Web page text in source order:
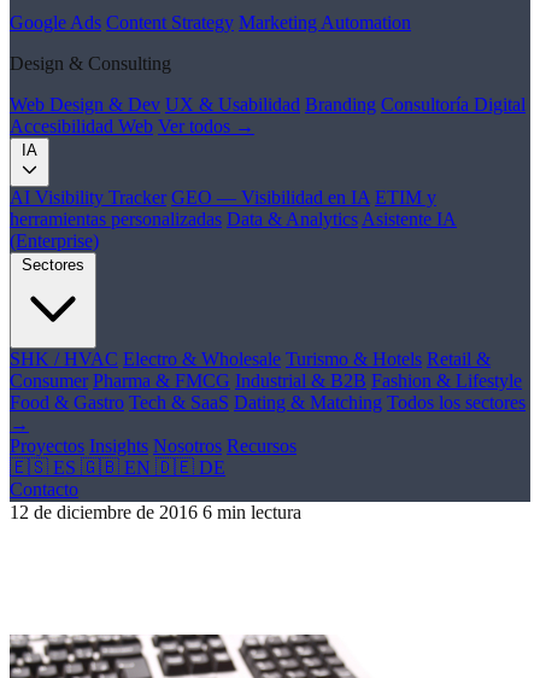
Google Ads Content Strategy Marketing Automation
Design & Consulting
Web Design & Dev UX & Usabilidad Branding Consultoría Digital
Accesibilidad Web Ver todos →
IA
AI Visibility Tracker GEO — Visibilidad en IA ETIM y
herramientas personalizadas Data & Analytics Asistente IA
(Enterprise)
Sectores
SHK / HVAC Electro & Wholesale Turismo & Hotels Retail &
Consumer Pharma & FMCG Industrial & B2B Fashion & Lifestyle
Food & Gastro Tech & SaaS Dating & Matching Todos los sectores
→
Proyectos Insights Nosotros Recursos
🇪🇸 ES 🇬🇧 EN 🇩🇪 DE
Contacto
12 de diciembre de 2016 6 min lectura